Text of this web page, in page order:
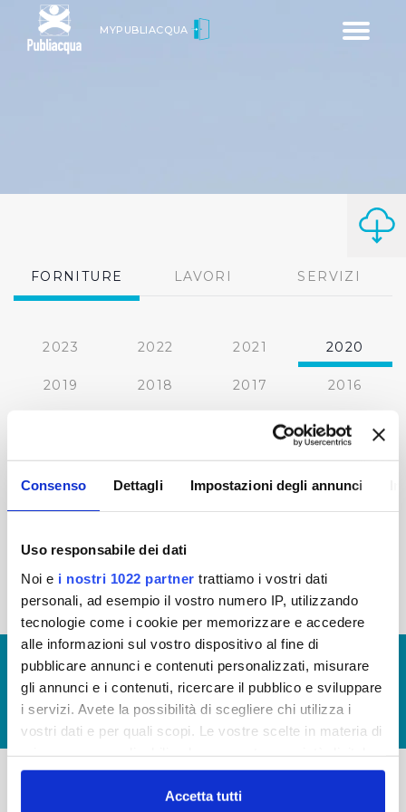
Consenso Dettagli Impostazioni degli annunci
Uso responsabile dei dati
Noi e i nostri 1022 partner trattiamo i vostri dati
personali, ad esempio il vostro numero IP, utilizzando
tecnologie come i cookie per memorizzare e accedere
alle informazioni sul vostro dispositivo al fine di
pubblicare annunci e contenuti personalizzati, misurare
gli annunci e i contenuti, ricercare il pubblico e sviluppare
i servizi. Avete la possibilità di scegliere chi utilizza i
vostri dati e per quali scopi. Le vostre scelte in materia di
in cui avete effettuato le vostre scelte. È possibile
modificare o revocare il proprio consenso in qualsiasi
Accetta tutti
Toggle
MYPUBLIACQUA
FORNITURE LAVORI SERVIZI
2023 2022 2021 2020
2019 2018 2017 2016
2012
2011 2010 2009 2008
‹ precedente 2
© Copyright 2017 - 2026
GLOSSARIO
GIUDICA IL SERVIZIO
LAVORA CON NOI